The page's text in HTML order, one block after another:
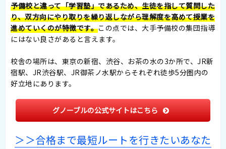
予備校と違って「学習塾」であるため、生徒を指して質問した
り、双方向にやり取りを繰り返しながら理解度を高めて授業を
進めていくのが特徴です。この点では、大手予備校の集団指導
にはない良さがあると言えます。
校舎の場所は、東京の新宿、渋谷、お茶の水の3か所で、JR新
宿駅、JR渋谷駅、JR御茶ノ水駅からそれぞれ徒歩5分圏内の
好立地にあります。
グノーブルの公式サイトはこちら
＞＞合格まで最短ルートを行きたいあなた